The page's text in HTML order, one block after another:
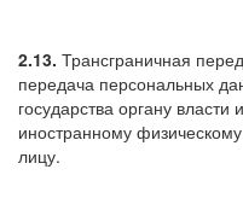
2.13. Трансграничная
передача персональных
государства органу власти
иностранному
лицу.